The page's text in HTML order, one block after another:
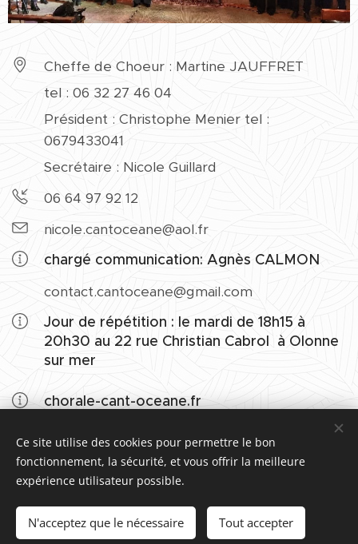
Cheffe de Choeur : Martine JAUFFRET
tel : 06 32 27 46 04
Président : Christophe Menier tel :
0679433041
Secrétaire : Nicole Guillard
06 64 97 92 12
nicole.cantoceane@aol.fr
chargé communication: Agnès CALMON
contact.cantoceane@gmail.com
Jour de répétition : le mardi de 18h15 à
20h30 au 22 rue Christian Cabrol à Olonne
sur mer
chorale-cant-oceane.fr
Le site web orchestré par le groupe vocal Cant'Océane
Contact informations jcmenier@yahoo.fr
Cookies
Ce site utilise des cookies pour permettre le bon
fonctionnement, la sécurité, et vous offrir la meilleure
expérience utilisateur possible.
N'acceptez que le nécessaire Tout accepter